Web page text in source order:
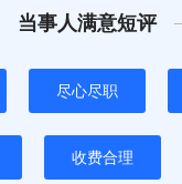
当事人满意短评
尽心尽职
收费合理